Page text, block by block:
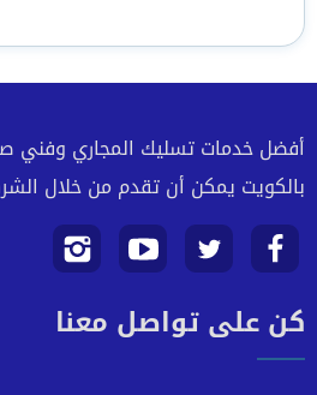
أفضل خدمات تسليك المجاري وفني
بالكويت يمكن أن تقدم من خلال
تابعنا
على
تابعنا
على
تابعنا
على
تابعنا
علىكن على تواصل معنا